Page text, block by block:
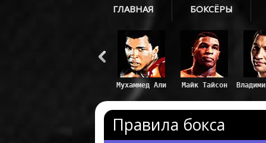
ГЛАВНАЯ БОКСЁРЫ
Правила бокса